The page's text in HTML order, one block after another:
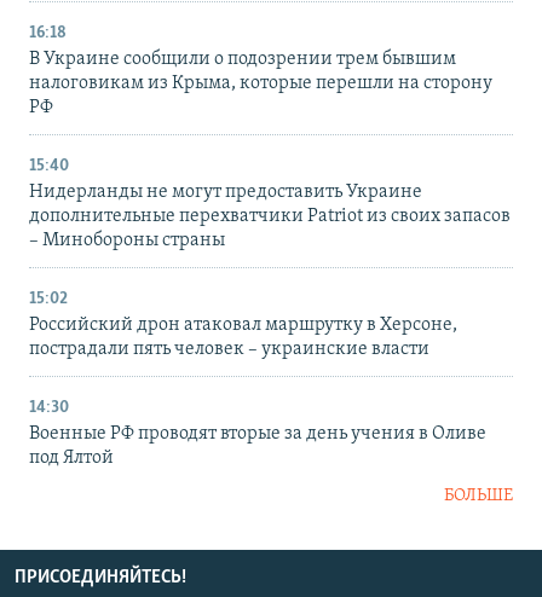
16:18
В Украине сообщили о подозрении трем бывшим
налоговикам из Крыма, которые перешли на сторону
РФ
15:40
Нидерланды не могут предоставить Украине
дополнительные перехватчики Patriot из своих запасов
– Минобороны страны
15:02
Российский дрон атаковал маршрутку в Херсоне,
пострадали пять человек – украинские власти
14:30
Военные РФ проводят вторые за день учения в Оливе
под Ялтой
БОЛЬШЕ
ПРИСОЕДИНЯЙТЕСЬ!